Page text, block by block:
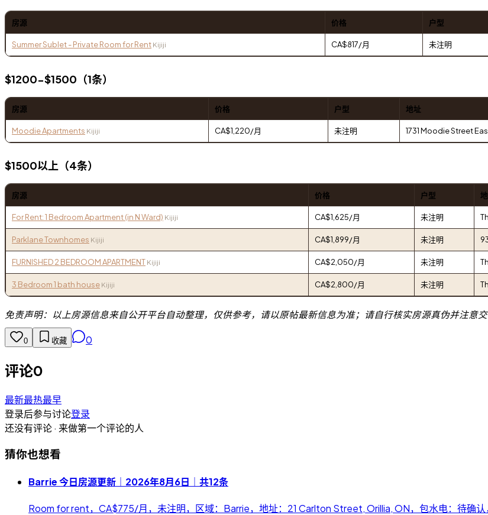
房源 价格 户型
Summer Sublet - Private Room for Rent Kijiji CA$817/月 未注明
$1200-$1500（1条）
房源 价格 户型 地址
Moodie Apartments Kijiji CA$1,220/月 未注明 1731 Moodie Street
$1500以上（4条）
房源 价格 户型
For Rent: 1 Bedroom Apartment (in N Ward) Kijiji CA$1,625/月 未注明
Parklane Townhomes Kijiji CA$1,899/月 未注明
FURNISHED 2 BEDROOM APARTMENT Kijiji CA$2,050/月 未注明
3 Bedroom 1 bath house Kijiji CA$2,800/月 未注明
免责声明：以上房源信息来自公开平台自动整理，仅供参考，请以原帖最新信息为准；请自行核实房源真伪并注意
0 收藏 0
评论0
最新最热最早
登录后参与讨论登录
还没有评论 · 来做第一个评论的人
猜你也想看
Barrie 今日房源更新｜2026年8月6日｜共12条
Room for rent，CA$775/月，未注明，区域：Barrie，地址：21 Carlton Street, Orillia, ON，包水电：待确